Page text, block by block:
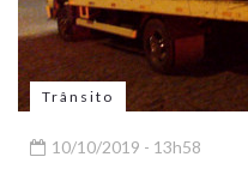
Trânsito
10/10/2019 - 13h58